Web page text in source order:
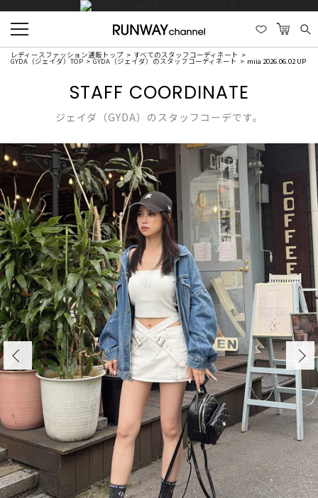
レディースファッション通販トップ すべてのスタッフコーディネート
GYDA（ジェイダ）TOP GYDA（ジェイダ）のスタッフコーディネート miia 2026.06.02 UP
STAFF COORDINATE
ジェイダ（GYDA）のスタッフコーデです。